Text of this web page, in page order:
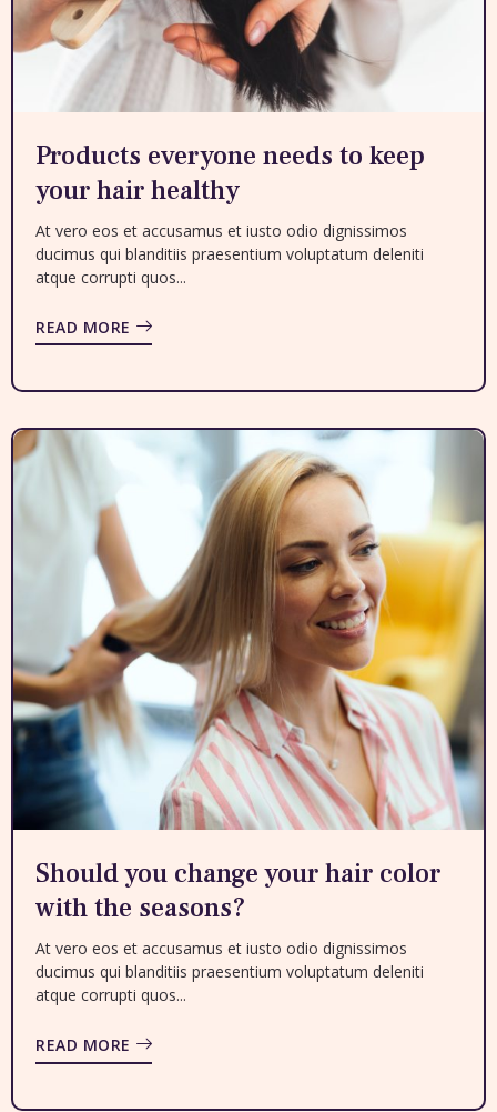
Products everyone needs to keep
your hair healthy
At vero eos et accusamus et iusto odio dignissimos
ducimus qui blanditiis praesentium voluptatum deleniti
atque corrupti quos...
READ MORE
Should you change your hair color
with the seasons?
At vero eos et accusamus et iusto odio dignissimos
ducimus qui blanditiis praesentium voluptatum deleniti
atque corrupti quos...
READ MORE